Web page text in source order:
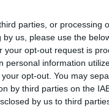
parties, or processing
us, please use the
opt-out request is
personal information
opt-out. You may
by third parties on the
by us to third
e le cui